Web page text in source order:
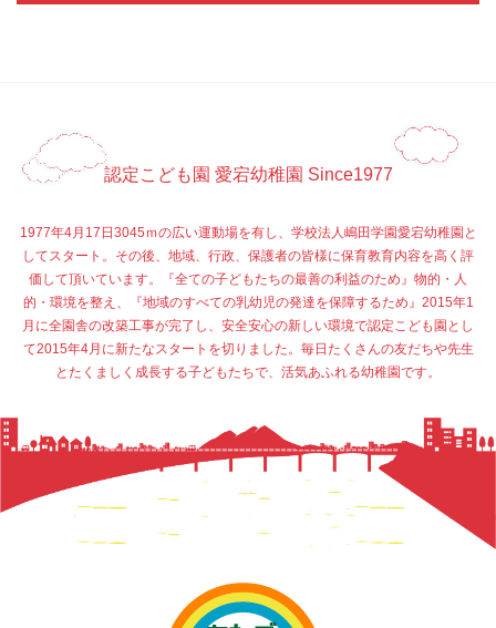
認定こども園 愛宕幼稚園 Since1977
1977年4月17日3045ｍの広い運動場を有し、学校法人嶋田学園愛宕幼稚園と
してスタート。その後、地域、行政、保護者の皆様に保育教育内容を高く評
価して頂いています。『全ての子どもたちの最善の利益のため』物的・人
的・環境を整え、『地域のすべての乳幼児の発達を保障するため』2015年1
月に全園舎の改築工事が完了し、安全安心の新しい環境で認定こども園とし
て2015年4月に新たなスタートを切りました。毎日たくさんの友だちや先生
とたくましく成長する子どもたちで、活気あふれる幼稚園です。